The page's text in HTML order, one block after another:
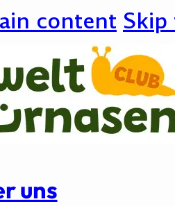
content
uns